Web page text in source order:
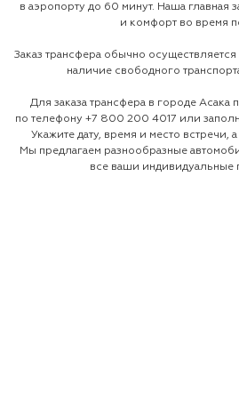
в аэропорту до 60 минут. Наша главная
и комфорт во время
Заказ трансфера обычно
наличие свободного
Для заказа трансфера в городе Асака
по телефону +7 800 200 4017 или
Укажите дату, время и место встречи,
Мы предлагаем разнообразные
все ваши индивидуальные